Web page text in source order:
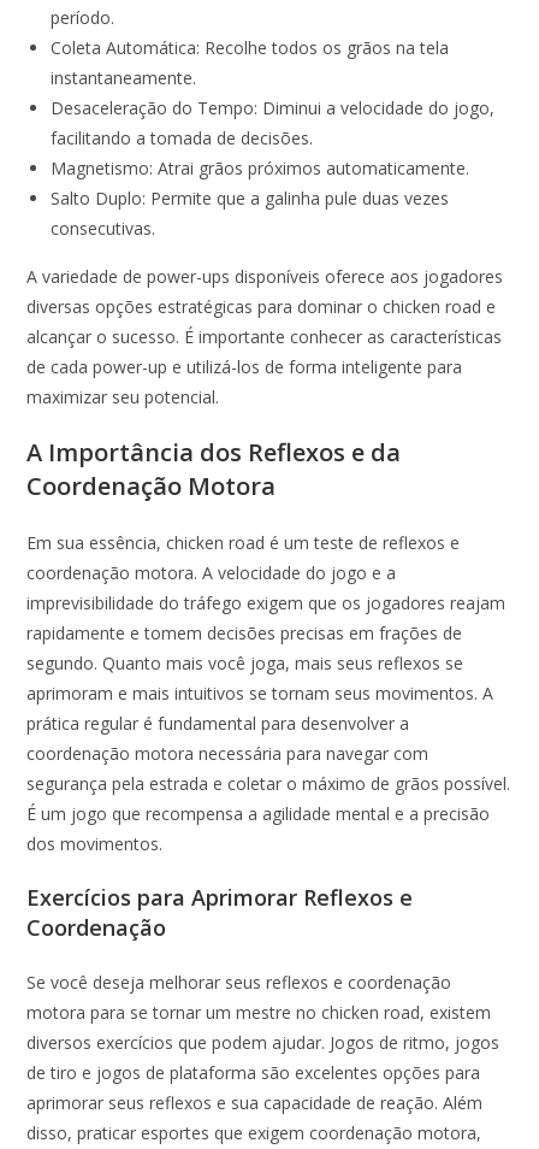
período.
Coleta Automática: Recolhe todos os grãos na tela
instantaneamente.
Desaceleração do Tempo: Diminui a velocidade do jogo,
facilitando a tomada de decisões.
Magnetismo: Atrai grãos próximos automaticamente.
Salto Duplo: Permite que a galinha pule duas vezes
consecutivas.
A variedade de power-ups disponíveis oferece aos jogadores
diversas opções estratégicas para dominar o chicken road e
alcançar o sucesso. É importante conhecer as características
de cada power-up e utilizá-los de forma inteligente para
maximizar seu potencial.
A Importância dos Reflexos e da
Coordenação Motora
Em sua essência, chicken road é um teste de reflexos e
coordenação motora. A velocidade do jogo e a
imprevisibilidade do tráfego exigem que os jogadores reajam
rapidamente e tomem decisões precisas em frações de
segundo. Quanto mais você joga, mais seus reflexos se
aprimoram e mais intuitivos se tornam seus movimentos. A
prática regular é fundamental para desenvolver a
coordenação motora necessária para navegar com
segurança pela estrada e coletar o máximo de grãos possível.
É um jogo que recompensa a agilidade mental e a precisão
dos movimentos.
Exercícios para Aprimorar Reflexos e
Coordenação
Se você deseja melhorar seus reflexos e coordenação
motora para se tornar um mestre no chicken road, existem
diversos exercícios que podem ajudar. Jogos de ritmo, jogos
de tiro e jogos de plataforma são excelentes opções para
aprimorar seus reflexos e sua capacidade de reação. Além
disso, praticar esportes que exigem coordenação motora,